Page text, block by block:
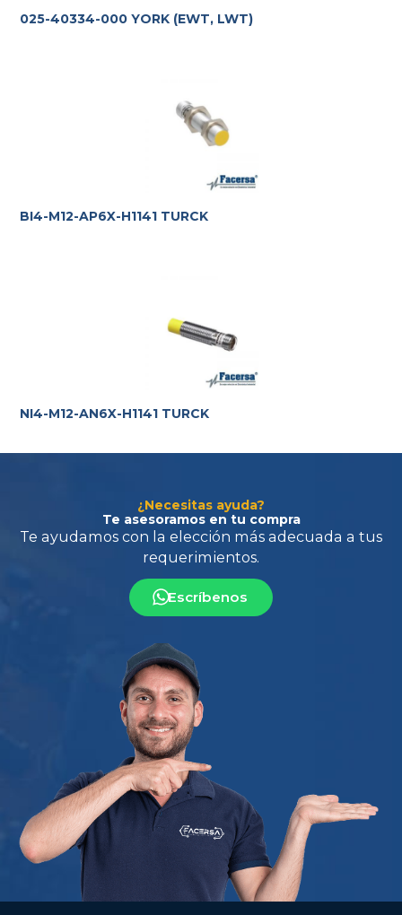
025-40334-000 YORK (EWT, LWT)
BI4-M12-AP6X-H1141 TURCK
NI4-M12-AN6X-H1141 TURCK
¿Necesitas ayuda?
Te asesoramos en tu compra
requerimientos.
Escríbenos